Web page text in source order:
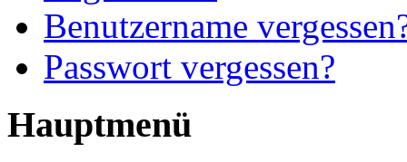
Benutzername
Passwort vergessen?
Hauptmenü